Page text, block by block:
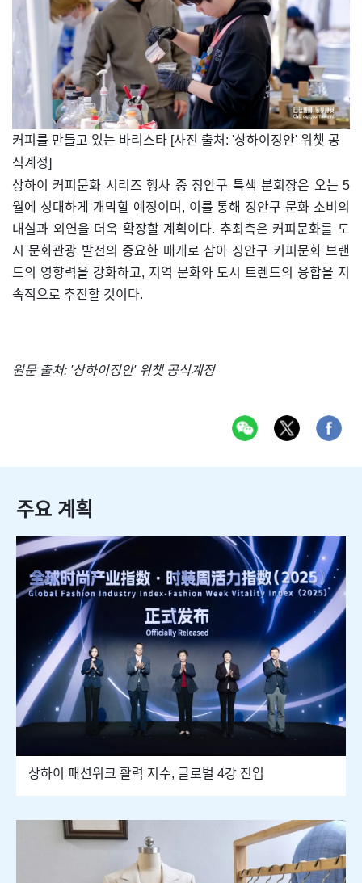
​커피를 만들고 있는 바리스타 [사진 출처: '상하이징안' 위챗 공
식계정]
상하이 커피문화 시리즈 행사 중 징안구 특색 분회장은 오는 5
월에 성대하게 개막할 예정이며, 이를 통해 징안구 문화 소비의
내실과 외연을 더욱 확장할 계획이다. 추최측은 커피문화를 도
시 문화관광 발전의 중요한 매개로 삼아 징안구 커피문화 브랜
드의 영향력을 강화하고, 지역 문화와 도시 트렌드의 융합을 지
속적으로 추진할 것이다.
원문 출처: '상하이징안' 위챗 공식계정
주요 계획
상하이 패션위크 활력 지수, 글로벌 4강 진입